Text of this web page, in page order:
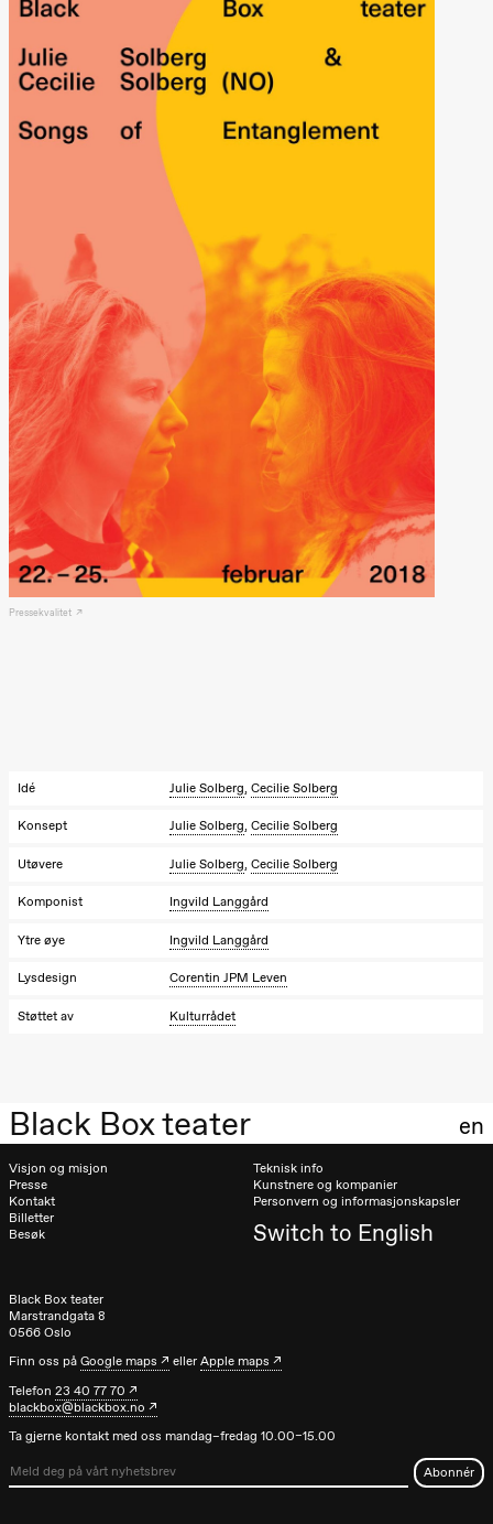
19.00
Yuri
Sinfonietta /​
Ivar Furre
crypt_ –
Animeopera
Fredag 18. september
20.00
Pinquins &
Kjersti Alm
Eriksen
Hi sida
Store scene
(Black Box
Lørdag 19. september
18.00
Pinquins &
Kjersti Alm
Eriksen
Hi sida
Store scene
(Black Box
teater)
Lørdag 26. september
19.00
Ornate
Saturation
Store scene
(Black Box
teater)
Torsdag 1. oktober
19.00
& Lærke
Grøntved
Lucy &
Lille scene
teater)
Fredag 2. oktober
19.00
Lucy &
Black Box teater en
Pressekvalitet
Idé Julie Solberg,Cecilie Solberg
Konsept Julie Solberg,Cecilie Solberg
Utøvere Julie Solberg,Cecilie Solberg
Komponist Ingvild Langgård
Ytre øye Ingvild Langgård
Lysdesign Corentin JPM Leven
Støttet av Kulturrådet
Visjon og misjon
Presse
Kontakt
Billetter
Besøk
Teknisk info
Kunstnere og kompanier
Personvern og informasjonskapsler
Switch to English
Black Box teater
Marstrandgata 8
0566 Oslo
Finn oss påGoogle maps ellerApple maps
Telefon23 40 77 70
blackbox@blackbox.no
Ta gjerne kontakt med oss mandag–fredag 10.00–15.00